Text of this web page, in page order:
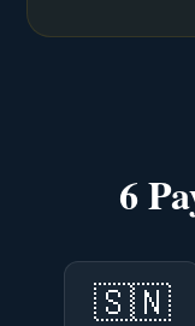
6
🇸🇳